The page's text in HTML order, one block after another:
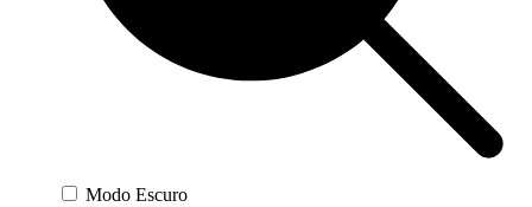
Modo Escuro